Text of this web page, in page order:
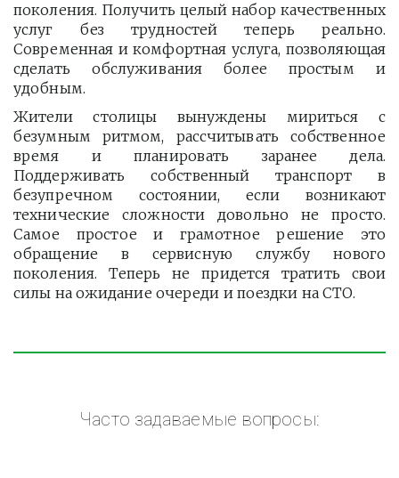
поколения. Получить целый набор качественных
услуг без трудностей теперь реально.
Современная и комфортная услуга, позволяющая
сделать обслуживания более простым и
удобным.
Жители столицы вынуждены мириться с
безумным ритмом, рассчитывать собственное
время и планировать заранее дела.
Поддерживать собственный транспорт в
безупречном состоянии, если возникают
технические сложности довольно не просто.
Самое простое и грамотное решение это
обращение в сервисную службу нового
поколения. Теперь не придется тратить свои
силы на ожидание очереди и поездки на СТО.
Часто задаваемые вопросы: